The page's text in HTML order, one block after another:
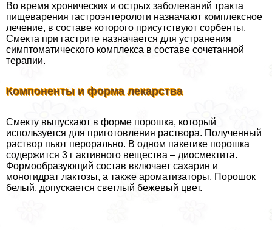
Во время хронических и острых заболеваний тpaкта
пищеварения гастроэнтерологи назначают комплексное
лечение, в составе которого присутствуют сорбенты.
Смекта при гастрите назначается для устранения
симптоматического комплекса в составе сочетанной
терапии.
Компоненты и форма лекарства
Смекту выпускают в форме порошка, который
используется для приготовления раствора. Полученный
раствор пьют перopaльно. В одном пакетике порошка
содержится 3 г активного вещества – диосмектита.
Формообразующий состав включает сахарин и
моногидрат лактозы, а также ароматизаторы. Порошок
белый, допускается светлый бежевый цвет.